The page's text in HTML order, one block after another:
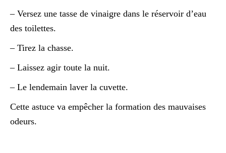
– Versez une tasse de vinaigre dans le réservoir d’eau
des toilettes.
– Tirez la chasse.
– Laissez agir toute la nuit.
– Le lendemain laver la cuvette.
Cette astuce va empêcher la formation des mauvaises
odeurs.